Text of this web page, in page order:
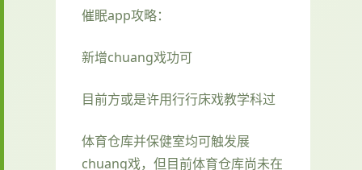
催眠app攻略：
新增chuang戏功可
目前方或是许用行行床戏教学科过
体育仓库并保健室均可触发展
chuang戏，但目前体育仓库尚未在